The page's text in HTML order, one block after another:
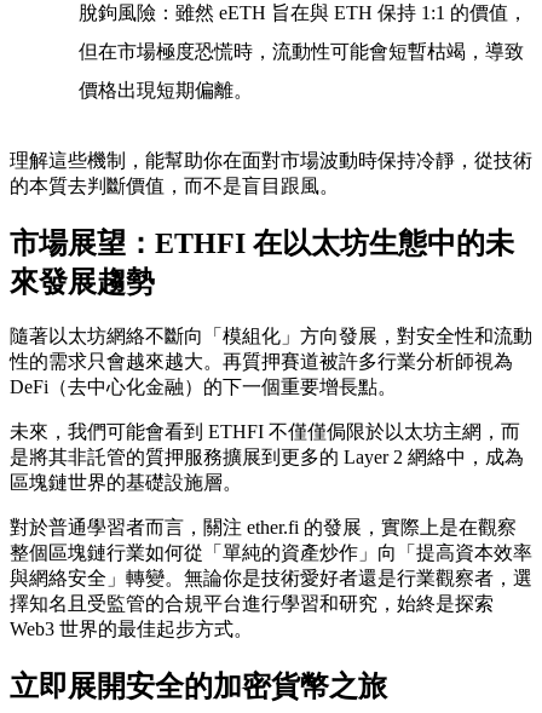
脫鉤風險 ：雖然 eETH 旨在與 ETH 保持 1:1 的價值，
但在市場極度恐慌時，流動性可能會短暫枯竭，導致
價格出現短期偏離。
理解這些機制，能幫助你在面對市場波動時保持冷靜，從技術
的本質去判斷價值，而不是盲目跟風。
市場展望：ETHFI 在以太坊生態中的未
來發展趨勢
隨著以太坊網絡不斷向「模組化」方向發展，對安全性和流動
性的需求只會越來越大。再質押賽道被許多行業分析師視為
DeFi（去中心化金融）的下一個重要增長點。
未來，我們可能會看到 ETHFI 不僅僅侷限於以太坊主網，而
是將其非託管的質押服務擴展到更多的 Layer 2 網絡中，成為
區塊鏈世界的基礎設施層。
對於普通學習者而言，關注 ether.fi 的發展，實際上是在觀察
整個區塊鏈行業如何從「單純的資產炒作」向「提高資本效率
與網絡安全」轉變。無論你是技術愛好者還是行業觀察者，選
擇知名且受監管的合規平台進行學習和研究，始終是探索
Web3 世界的最佳起步方式。
立即展開安全的加密貨幣之旅